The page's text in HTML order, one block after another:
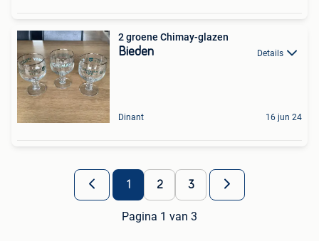
2 groene Chimay-glazen
Bieden Details
Dinant 16 jun 24
1 2 3
Pagina 1 van 3